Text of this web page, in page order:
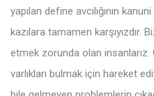
yapılan define avcılığının
kazılara tamamen karşıyızdır.
etmek zorunda olan
varlıkları bulmak için hareket